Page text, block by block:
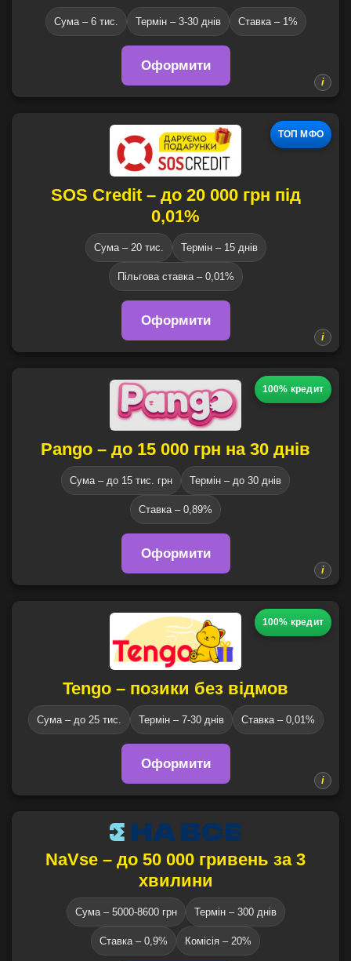
Сума – 6 тис. Термін – 3-30 днів Ставка – 1%
Оформити
ТОП МФО
SOS Credit – до 20 000 грн під
0,01%
Сума – 20 тис. Термін – 15 днів
Пільгова ставка – 0,01%
Оформити
100% кредит
Pango – до 15 000 грн на 30 днів
Сума – до 15 тис. грн Термін – до 30 днів
Ставка – 0,89%
Оформити
100% кредит
Tengo – позики без відмов
Сума – до 25 тис. Термін – 7-30 днів Ставка – 0,01%
Оформити
NaVse – до 50 000 гривень за 3
хвилини
Сума – 5000-8600 грн Термін – 300 днів
Ставка – 0,9% Комісія – 20%